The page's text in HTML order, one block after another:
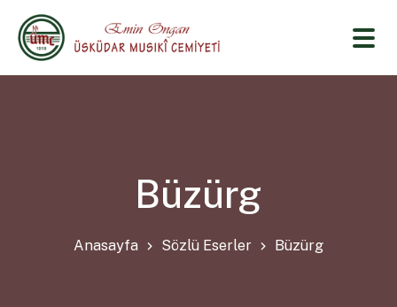
Büzürg
Anasayfa Sözlü Eserler Büzürg